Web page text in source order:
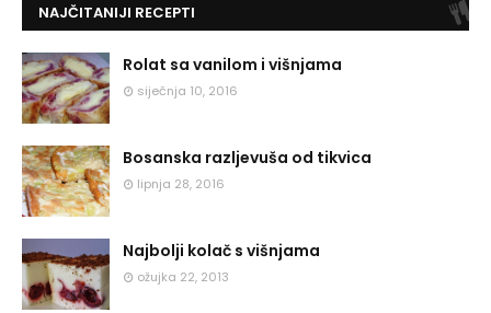
NAJČITANIJI RECEPTI
Rolat sa vanilom i višnjama
siječnja 10, 2016
Bosanska razljevuša od tikvica
lipnja 28, 2016
Najbolji kolač s višnjama
ožujka 22, 2013